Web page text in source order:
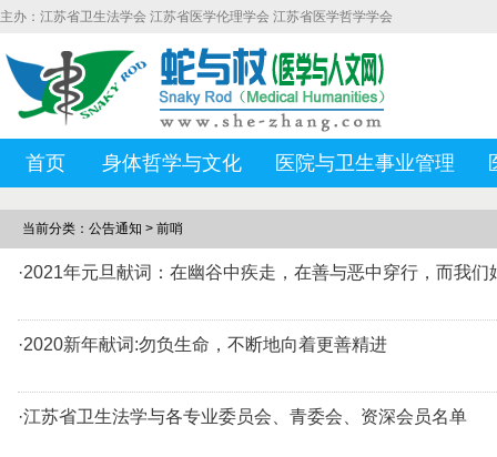
主办：江苏省卫生法学会 江苏省医学伦理学会 江苏省医学哲学学会
首页 身体哲学与文化 医院与卫生事业管理
当前分类：公告通知 > 前哨
·2021年元旦献词：在幽谷中疾走，在善与恶中穿行，而我们
·2020新年献词:勿负生命，不断地向着更善精进
·江苏省卫生法学与各专业委员会、青委会、资深会员名单